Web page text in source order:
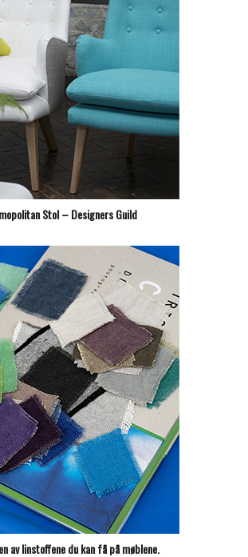
Stol – Designers Guild
av linstoffene du kan få på møblene.